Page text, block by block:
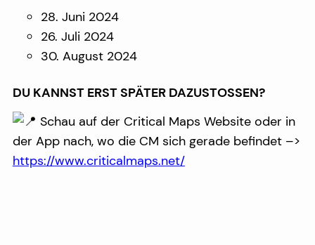
28. Juni 2024
26. Juli 2024
30. August 2024
DU KANNST ERST SPÄTER DAZUSTOSSEN?
Schau auf der Critical Maps Website oder in
der App nach, wo die CM sich gerade befindet –>
https://www.criticalmaps.net/